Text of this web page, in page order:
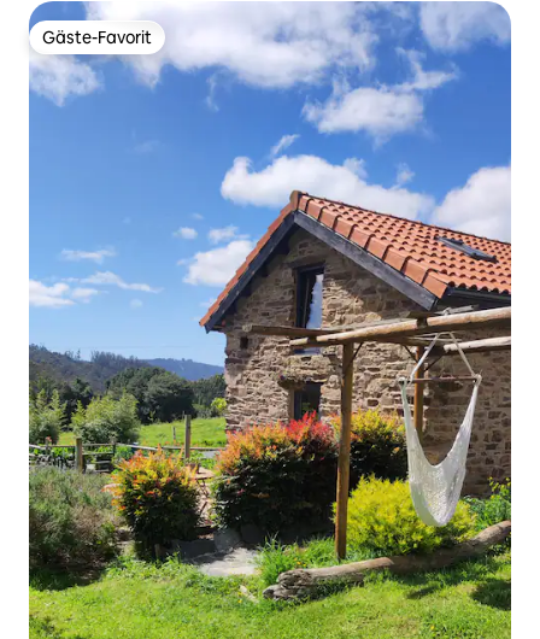
Gäste-Favorit
Gäste-Favorit